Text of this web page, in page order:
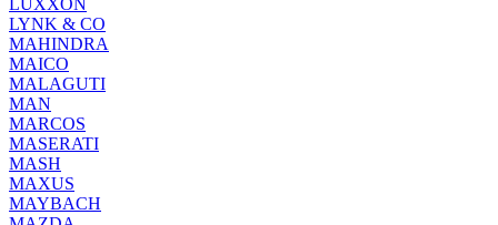
LUXXON
LYNK & CO
MAHINDRA
MAICO
MALAGUTI
MAN
MARCOS
MASERATI
MASH
MAXUS
MAYBACH